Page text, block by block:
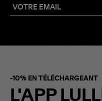
-10% EN TÉLÉCHARGEANT
L'APP LULLI